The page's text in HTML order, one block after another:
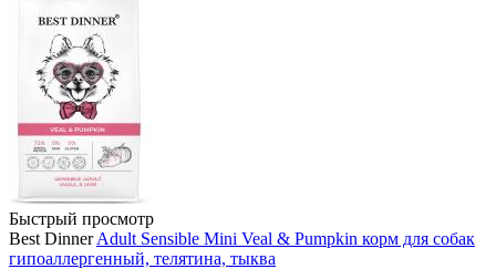
Быстрый просмотр
Best Dinner Adult Sensible Mini Veal & Pumpkin корм для собак
гипоаллергенный, телятина, тыква